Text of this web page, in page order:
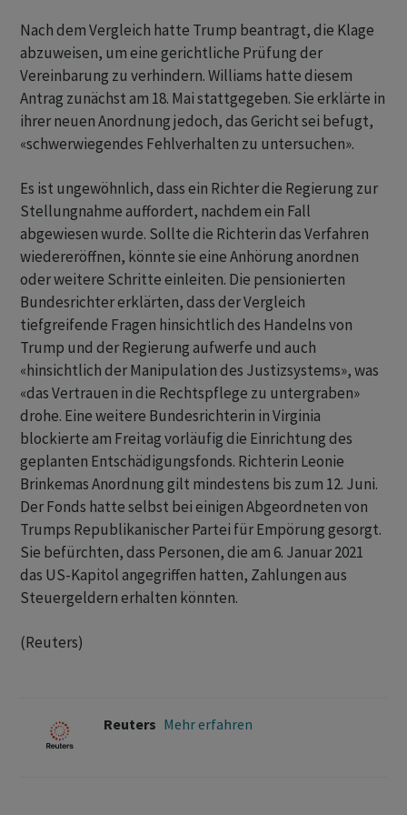
Nach ​dem Vergleich hatte Trump beantragt, die Klage
abzuweisen, ​um eine gerichtliche Prüfung der
Vereinbarung zu verhindern. Williams hatte diesem
Antrag zunächst am ‌18. Mai stattgegeben. Sie erklärte in
ihrer neuen Anordnung jedoch, das Gericht sei befugt,
«schwerwiegendes Fehlverhalten zu untersuchen».
Es ist ungewöhnlich, dass ein Richter die Regierung zur
Stellungnahme auffordert, nachdem ​ein ​Fall
abgewiesen wurde. Sollte die Richterin das ⁠Verfahren
wiedereröffnen, könnte sie eine Anhörung anordnen
oder ​weitere Schritte einleiten. ⁠Die pensionierten
Bundesrichter erklärten, dass der Vergleich
tiefgreifende Fragen hinsichtlich des Handelns von
‌Trump und der Regierung aufwerfe und auch
«hinsichtlich der Manipulation des Justizsystems», was
«das Vertrauen in die Rechtspflege zu untergraben»
drohe. Eine weitere Bundesrichterin in Virginia
‌blockierte am Freitag vorläufig die Einrichtung des
geplanten Entschädigungsfonds. Richterin ​Leonie
Brinkemas Anordnung gilt mindestens bis zum 12. Juni.
Der Fonds hatte selbst bei einigen Abgeordneten von
Trumps Republikanischer Partei für Empörung gesorgt.
Sie befürchten, dass Personen, ‌die am 6. Januar ​2021
das US-Kapitol angegriffen hatten, Zahlungen aus
Steuergeldern erhalten könnten.
(Reuters)
Reuters Mehr erfahren